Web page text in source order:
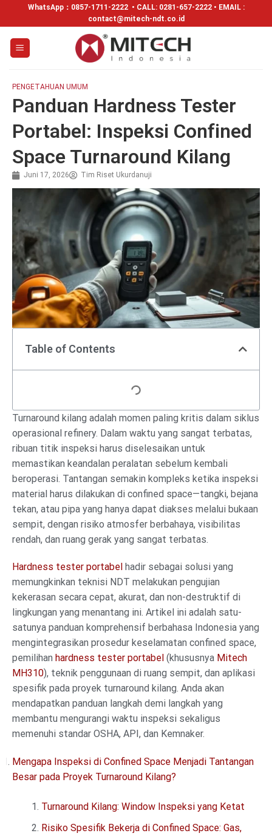
WhatsApp： 0857-1711-2222 • CALL: 0281-657-2222 • EMAIL :
contact@mitech-ndt.co.id
PENGETAHUAN UMUM
Panduan Hardness Tester
Portabel: Inspeksi Confined
Space Turnaround Kilang
Juni 17, 2026 Tim Riset Ukurdanuji
Table of Contents
Turnaround kilang adalah momen paling kritis dalam siklus
operasional refinery. Dalam waktu yang sangat terbatas,
ribuan titik inspeksi harus diselesaikan untuk
memastikan keandalan peralatan sebelum kembali
beroperasi. Tantangan semakin kompleks ketika inspeksi
material harus dilakukan di confined space—tangki, bejana
tekan, atau pipa yang hanya dapat diakses melalui bukaan
sempit, dengan risiko atmosfer berbahaya, visibilitas
rendah, dan ruang gerak yang sangat terbatas.
Hardness tester portabel hadir sebagai solusi yang
memungkinkan teknisi NDT melakukan pengujian
kekerasan secara cepat, akurat, dan non-destruktif di
lingkungan yang menantang ini. Artikel ini adalah satu-
satunya panduan komprehensif berbahasa Indonesia yang
mengintegrasikan prosedur keselamatan confined space,
pemilihan hardness tester portabel (khususnya Mitech
MH310), teknik penggunaan di ruang sempit, dan aplikasi
spesifik pada proyek turnaround kilang. Anda akan
mendapatkan panduan langkah demi langkah yang
membantu mengurangi waktu inspeksi sekaligus
memenuhi standar OSHA, API, dan Kemnaker.
Mengapa Inspeksi di Confined Space Menjadi Tantangan
Besar pada Proyek Turnaround Kilang?
Turnaround Kilang: Window Inspeksi yang Ketat
Risiko Spesifik Bekerja di Confined Space: Gas,